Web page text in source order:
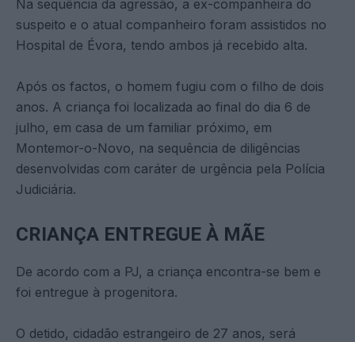
Na sequência da agressão, a ex-companheira do
suspeito e o atual companheiro foram assistidos no
Hospital de Évora, tendo ambos já recebido alta.
Após os factos, o homem fugiu com o filho de dois
anos. A criança foi localizada ao final do dia 6 de
julho, em casa de um familiar próximo, em
Montemor-o-Novo, na sequência de diligências
desenvolvidas com caráter de urgência pela Polícia
Judiciária.
CRIANÇA ENTREGUE À MÃE
De acordo com a PJ, a criança encontra-se bem e
foi entregue à progenitora.
O detido, cidadão estrangeiro de 27 anos, será